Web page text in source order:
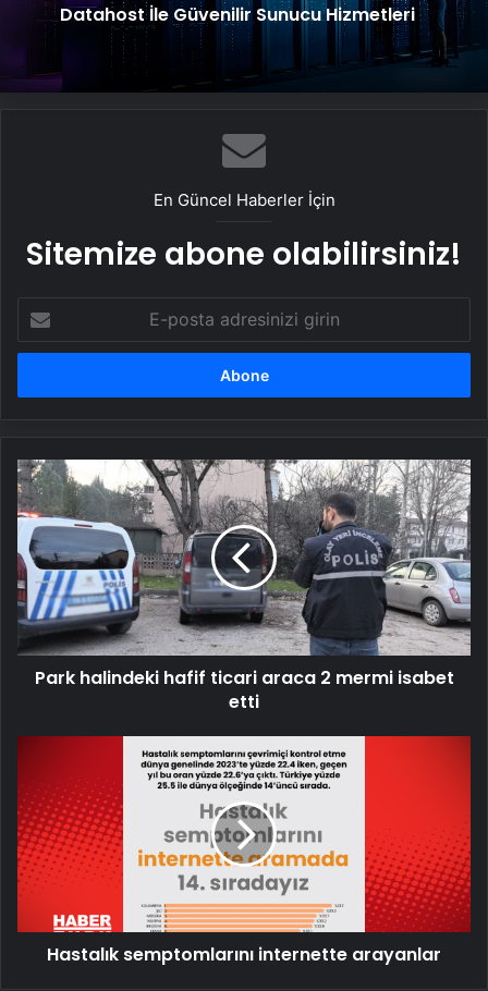
Datahost İle Güvenilir Sunucu Hizmetleri
En Güncel Haberler İçin
Sitemize abone olabilirsiniz!
posta
adresinizi
Park
halindeki
hafif
ticari
araca
2
mermi
isabet
etti
Park halindeki hafif ticari araca 2 mermi isabet
etti
internette
arayanlar
Hastalık semptomlarını internette arayanlar